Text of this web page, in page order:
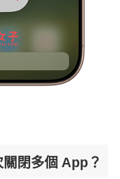
閉多個 App？